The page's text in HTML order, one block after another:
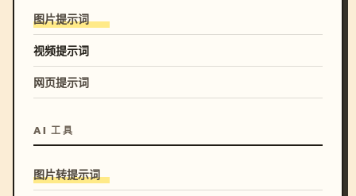
图片提示词
视频提示词
网页提示词
AI 工具
图片转提示词